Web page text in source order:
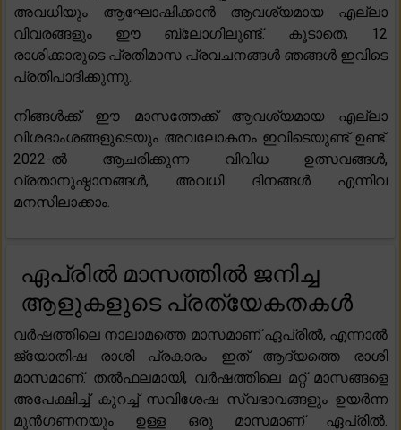
അവധിയും ആഘോഷിക്കാൻ ആവശ്യമായ എല്ലാ
വിവരങ്ങളും ഈ ബ്ലോഗിലുണ്ട്. കൂടാതെ, 12
രാശിക്കാരുടെ പ്രതിമാസ പ്രവചനങ്ങൾ ഞങ്ങൾ ഇവിടെ
പ്രതിപാദിക്കുന്നു.
നിങ്ങൾക്ക് ഈ മാസത്തേക്ക് ആവശ്യമായ എല്ലാ
വിശദാംശങ്ങളുടെയും അവലോകനം ഇവിടെയുണ്ട് ഉണ്ട്.
2022-ൽ ആചരിക്കുന്ന വിവിധ ഉത്സവങ്ങൾ,
വ്രതാനുഷ്ഠാനങ്ങൾ, അവധി ദിനങ്ങൾ എന്നിവ
മനസിലാക്കാം.
ഏപ്രിൽ മാസത്തിൽ ജനിച്ച
ആളുകളുടെ പ്രത്യേകതകൾ
വർഷത്തിലെ നാലാമത്തെ മാസമാണ് ഏപ്രിൽ, എന്നാൽ
ജ്യോതിഷ രാശി പ്രകാരം ഇത് ആദ്യത്തെ രാശി
മാസമാണ്. തൽഫലമായി, വർഷത്തിലെ മറ്റ് മാസങ്ങളെ
അപേക്ഷിച്ച് കുറച്ച് സവിശേഷ സ്വഭാവങ്ങളും ഉയർന്ന
മുൻഗണനയും ഉള്ള ഒരു മാസമാണ് ഏപ്രിൽ.